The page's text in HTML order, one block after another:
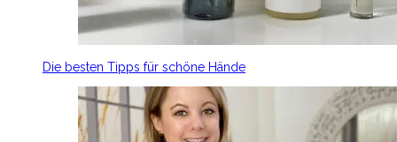
Die besten Tipps für schöne Hände